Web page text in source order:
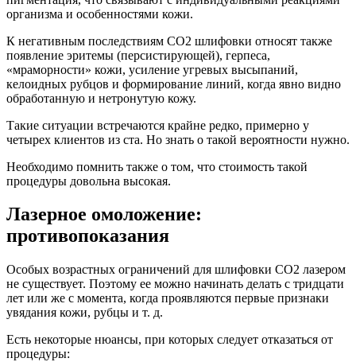
организма и особенностями кожи.
К негативным последствиям СО2 шлифовки относят также
появление эритемы (персистирующей), герпеса,
«мраморности» кожи, усиление угревых высыпаний,
келоидных рубцов и формирование линий, когда явно видно
обработанную и нетронутую кожу.
Такие ситуации встречаются крайне редко, примерно у
четырех клиентов из ста. Но знать о такой вероятности нужно.
Необходимо помнить также о том, что стоимость такой
процедуры довольна высокая.
Лазерное омоложение:
противопоказания
Особых возрастных ограничений для шлифовки СО2 лазером
не существует. Поэтому ее можно начинать делать с тридцати
лет или же с момента, когда проявляются первые признаки
увядания кожи, рубцы и т. д.
Есть некоторые нюансы, при которых следует отказаться от
процедуры: